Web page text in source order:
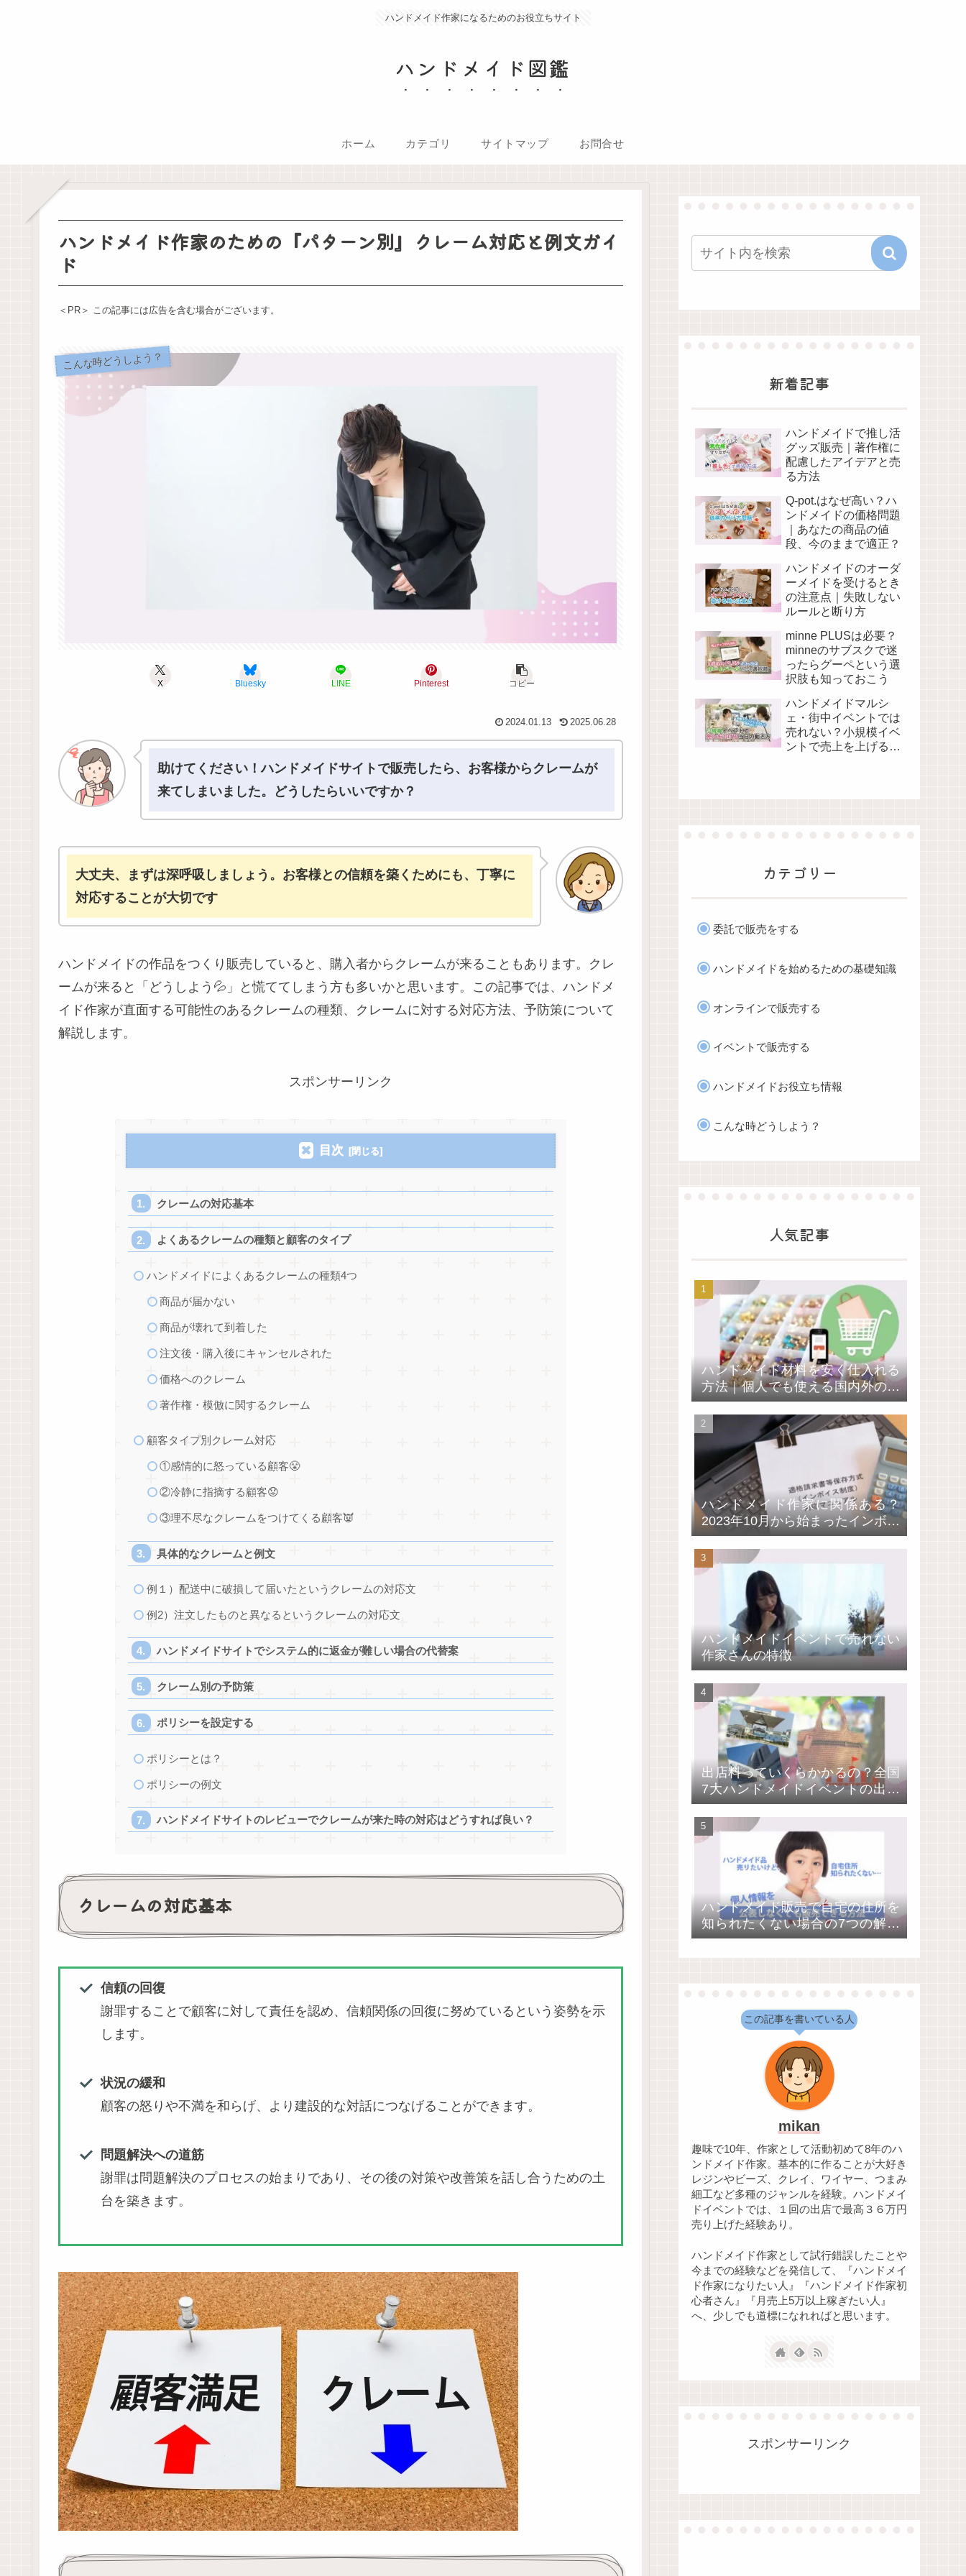
ハンドメイド作家になるためのお役立ちサイト
ハンドメイド図鑑
ホーム カテゴリ サイトマップ お問合せ
ハンドメイド作家のための『パターン別』クレーム対応と例文ガイ
ド
＜PR＞ この記事には広告を含む場合がございます。
こんな時どうしよう？
X Bluesky LINE Pinterest コピー
2024.01.13 2025.06.28
助けてください！ハンドメイドサイトで販売したら、お客様からクレームが
来てしまいました。どうしたらいいですか？
大丈夫、まずは深呼吸しましょう。 お客様との信頼を築くためにも、丁寧に
対応することが大切です
ハンドメイドの作品をつくり販売していると、購入者からクレームが来ることもあります。クレ
ームが来ると「どうしよう💦」と慌ててしまう方も多いかと思います。この記事では、ハンドメ
イド作家が直面する可能性のあるクレームの種類、クレームに対する対応方法、予防策について
解説します。
スポンサーリンク
目次
クレームの対応基本
よくあるクレームの種類と顧客のタイプ
ハンドメイドによくあるクレームの種類4つ
商品が届かない
商品が壊れて到着した
注文後・購入後にキャンセルされた
価格へのクレーム
著作権・模倣に関するクレーム
顧客タイプ別クレーム対応
①感情的に怒っている顧客😤
②冷静に指摘する顧客😟
③理不尽なクレームをつけてくる顧客👿
具体的なクレームと例文
例１）配送中に破損して届いたというクレームの対応文
例2）注文したものと異なるというクレームの対応文
ハンドメイドサイトでシステム的に返金が難しい場合の代替案
クレーム別の予防策
ポリシーを設定する
ポリシーとは？
ポリシーの例文
ハンドメイドサイトのレビューでクレームが来た時の対応はどうすれば良い？
クレームの対応基本
信頼の回復
謝罪することで顧客に対して責任を認め、信頼関係の回復に努めているという姿勢を示
します。
状況の緩和
顧客の怒りや不満を和らげ、より建設的な対話につなげることができます。
問題解決への道筋
謝罪は問題解決のプロセスの始まりであり、その後の対策や改善策を話し合うための土
台を築きます。
新着記事
ハンドメイドで推し活
グッズ販売｜著作権に
配慮したアイデアと売
る方法
Q-pot.はなぜ高い？ハ
ンドメイドの価格問題
｜あなたの商品の値
段、今のままで適正？
ハンドメイドのオーダ
ーメイドを受けるとき
の注意点｜失敗しない
ルールと断り方
minne PLUSは必要？
minneのサブスクで迷
ったらグーペという選
択肢も知っておこう
ハンドメイドマルシ
ェ・街中イベントでは
売れない？小規模イベ
ントで売上を上げる当
カテゴリー
委託で販売をする
ハンドメイドを始めるための基礎知識
オンラインで販売する
イベントで販売する
ハンドメイドお役立ち情報
こんな時どうしよう？
人気記事
ハンドメイド材料を安く仕入れる
方法｜個人でも使える国内外の卸
通販サイト4選
ハンドメイド作家に関係ある？
2023年10月から始まったインボイ
ス制度
ハンドメイドイベントで売れない
作家さんの特徴
出店料っていくらかかるの？全国
7大ハンドメイドイベントの出店
費用を比較
ハンドメイド販売で自宅の住所を
知られたくない場合の7つの解決
法
この記事を書いている人
mikan
趣味で10年、作家として活動初めて8年のハ
ンドメイド作家。基本的に作ることが大好き
レジンやビーズ、クレイ、ワイヤー、つまみ
細工など多種のジャンルを経験。ハンドメイ
ドイベントでは、１回の出店で最高３６万円
売り上げた経験あり。
ハンドメイド作家として試行錯誤したことや
今までの経験などを発信して、『ハンドメイ
ド作家になりたい人』『ハンドメイド作家初
心者さん』『月売上5万以上稼ぎたい人』
へ、少しでも道標になれればと思います。
スポンサーリンク